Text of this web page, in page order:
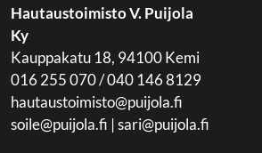
Hautaustoimisto V. Puijola
Ky
Kauppakatu 18, 94100 Kemi
016 255 070 / 040 146 8129
hautaustoimisto@puijola.fi
soile@puijola.fi |sari@puijola.fi